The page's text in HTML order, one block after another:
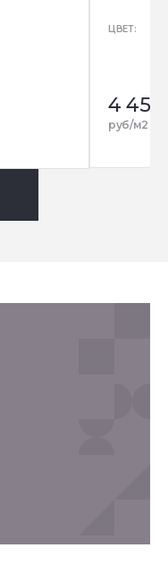
ЦВЕТ:
4 450
руб/м2